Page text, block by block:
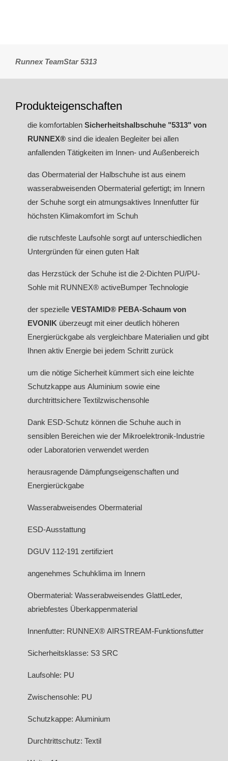
Runnex TeamStar 5313
Produkteigenschaften
die komfortablen Sicherheitshalbschuhe "5313" von
RUNNEX® sind die idealen Begleiter bei allen
anfallenden Tätigkeiten im Innen- und Außenbereich
das Obermaterial der Halbschuhe ist aus einem
wasserabweisenden Obermaterial gefertigt; im Innern
der Schuhe sorgt ein atmungsaktives Innenfutter für
höchsten Klimakomfort im Schuh
die rutschfeste Laufsohle sorgt auf unterschiedlichen
Untergründen für einen guten Halt
das Herzstück der Schuhe ist die 2-Dichten PU/PU-
Sohle mit RUNNEX® activeBumper Technologie
der spezielle VESTAMID® PEBA-Schaum von
EVONIK überzeugt mit einer deutlich höheren
Energierückgabe als vergleichbare Materialien und gibt
Ihnen aktiv Energie bei jedem Schritt zurück
um die nötige Sicherheit kümmert sich eine leichte
Schutzkappe aus Aluminium sowie eine
durchtrittsichere Textilzwischensohle
Dank ESD-Schutz können die Schuhe auch in
sensiblen Bereichen wie der Mikroelektronik-Industrie
oder Laboratorien verwendet werden
herausragende Dämpfungseigenschaften und
Energierückgabe
Wasserabweisendes Obermaterial
ESD-Ausstattung
DGUV 112-191 zertifiziert
angenehmes Schuhklima im Innern
Obermaterial: Wasserabweisendes GlattLeder,
abriebfestes Überkappenmaterial
Innenfutter: RUNNEX® AIRSTREAM-Funktionsfutter
Sicherheitsklasse: S3 SRC
Laufsohle: PU
Zwischensohle: PU
Schutzkappe: Aluminium
Durchtrittschutz: Textil